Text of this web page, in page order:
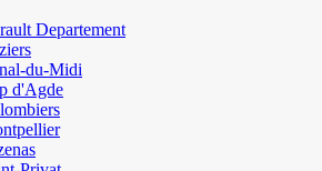
Departement
du-Midi
d'Agde